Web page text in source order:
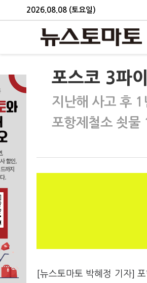
2026.08.08 (토요일)
포스코 3파
지난해 사고 후
포항제철소 쇳
[뉴스토마토 박혜정 기자]